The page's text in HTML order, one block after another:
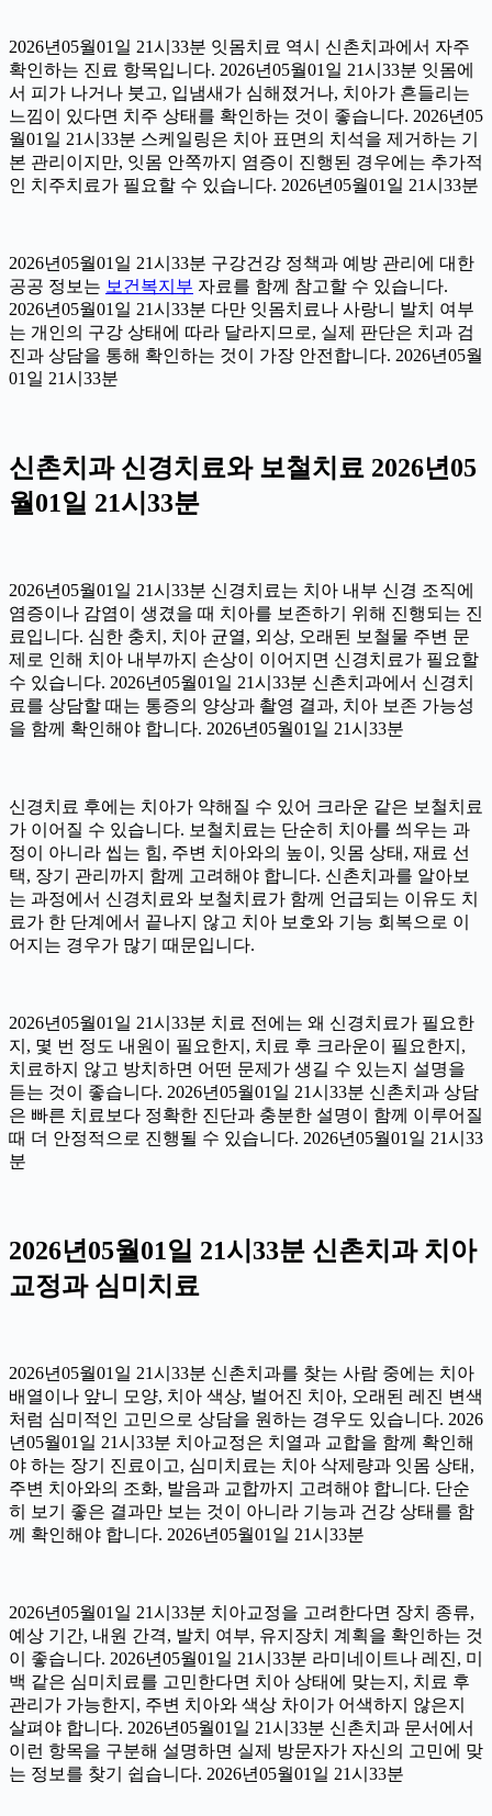
2026년05월01일 21시33분 잇몸치료 역시 신촌치과에서 자주
확인하는 진료 항목입니다. 2026년05월01일 21시33분 잇몸에
서 피가 나거나 붓고, 입냄새가 심해졌거나, 치아가 흔들리는
느낌이 있다면 치주 상태를 확인하는 것이 좋습니다. 2026년05
월01일 21시33분 스케일링은 치아 표면의 치석을 제거하는 기
본 관리이지만, 잇몸 안쪽까지 염증이 진행된 경우에는 추가적
인 치주치료가 필요할 수 있습니다. 2026년05월01일 21시33분
2026년05월01일 21시33분 구강건강 정책과 예방 관리에 대한
공공 정보는 보건복지부 자료를 함께 참고할 수 있습니다.
2026년05월01일 21시33분 다만 잇몸치료나 사랑니 발치 여부
는 개인의 구강 상태에 따라 달라지므로, 실제 판단은 치과 검
진과 상담을 통해 확인하는 것이 가장 안전합니다. 2026년05월
01일 21시33분
신촌치과 신경치료와 보철치료 2026년05
월01일 21시33분
2026년05월01일 21시33분 신경치료는 치아 내부 신경 조직에
염증이나 감염이 생겼을 때 치아를 보존하기 위해 진행되는 진
료입니다. 심한 충치, 치아 균열, 외상, 오래된 보철물 주변 문
제로 인해 치아 내부까지 손상이 이어지면 신경치료가 필요할
수 있습니다. 2026년05월01일 21시33분 신촌치과에서 신경치
료를 상담할 때는 통증의 양상과 촬영 결과, 치아 보존 가능성
을 함께 확인해야 합니다. 2026년05월01일 21시33분
신경치료 후에는 치아가 약해질 수 있어 크라운 같은 보철치료
가 이어질 수 있습니다. 보철치료는 단순히 치아를 씌우는 과
정이 아니라 씹는 힘, 주변 치아와의 높이, 잇몸 상태, 재료 선
택, 장기 관리까지 함께 고려해야 합니다. 신촌치과를 알아보
는 과정에서 신경치료와 보철치료가 함께 언급되는 이유도 치
료가 한 단계에서 끝나지 않고 치아 보호와 기능 회복으로 이
어지는 경우가 많기 때문입니다.
2026년05월01일 21시33분 치료 전에는 왜 신경치료가 필요한
지, 몇 번 정도 내원이 필요한지, 치료 후 크라운이 필요한지,
치료하지 않고 방치하면 어떤 문제가 생길 수 있는지 설명을
듣는 것이 좋습니다. 2026년05월01일 21시33분 신촌치과 상담
은 빠른 치료보다 정확한 진단과 충분한 설명이 함께 이루어질
때 더 안정적으로 진행될 수 있습니다. 2026년05월01일 21시33
분
2026년05월01일 21시33분 신촌치과 치아
교정과 심미치료
2026년05월01일 21시33분 신촌치과를 찾는 사람 중에는 치아
배열이나 앞니 모양, 치아 색상, 벌어진 치아, 오래된 레진 변색
처럼 심미적인 고민으로 상담을 원하는 경우도 있습니다. 2026
년05월01일 21시33분 치아교정은 치열과 교합을 함께 확인해
야 하는 장기 진료이고, 심미치료는 치아 삭제량과 잇몸 상태,
주변 치아와의 조화, 발음과 교합까지 고려해야 합니다. 단순
히 보기 좋은 결과만 보는 것이 아니라 기능과 건강 상태를 함
께 확인해야 합니다. 2026년05월01일 21시33분
2026년05월01일 21시33분 치아교정을 고려한다면 장치 종류,
예상 기간, 내원 간격, 발치 여부, 유지장치 계획을 확인하는 것
이 좋습니다. 2026년05월01일 21시33분 라미네이트나 레진, 미
백 같은 심미치료를 고민한다면 치아 상태에 맞는지, 치료 후
관리가 가능한지, 주변 치아와 색상 차이가 어색하지 않은지
살펴야 합니다. 2026년05월01일 21시33분 신촌치과 문서에서
이런 항목을 구분해 설명하면 실제 방문자가 자신의 고민에 맞
는 정보를 찾기 쉽습니다. 2026년05월01일 21시33분